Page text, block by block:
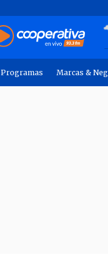
Programas Marcas &